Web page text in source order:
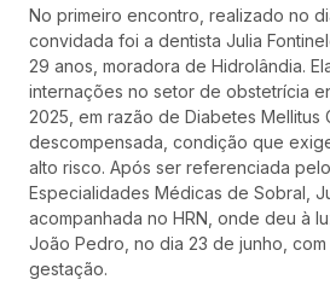
No primeiro encontro, realizado no
convidada foi a dentista Julia
29 anos, moradora de Hidrolândia.
internações no setor de obstetrícia
2025, em razão de Diabetes Mellitus
descompensada, condição que
alto risco. Após ser referenciada
Especialidades Médicas de Sobral,
acompanhada no HRN, onde deu à
João Pedro, no dia 23 de junho, com
gestação.